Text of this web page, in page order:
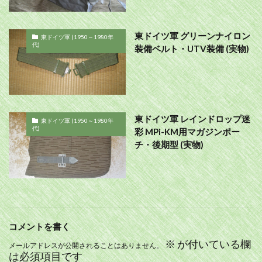
東ドイツ軍 (1950～1980年
代)
東ドイツ軍 グリーンナイロン
装備ベルト・UTV装備 (実物)
東ドイツ軍 (1950～1980年
代)
東ドイツ軍 レインドロップ迷
彩 MPi-KM用マガジンポー
チ・後期型 (実物)
コメントを書く
メールアドレスが公開されることはありません。 ※が付いている欄
は必須項目です